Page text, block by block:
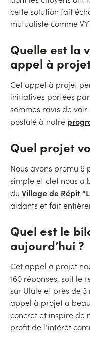
cette solution fait
mutualiste comme
Quelle est la
appel à
Cet appel à projet
initiatives portées
sommes ravis de
postulé à notre
Quel projet
Nous avons promu 6
simple et clef nous a
du Village de Répit
aidants et fait
Quel est le
aujourd’hui ?
Cet appel à projet
160 réponses, soit le
sur Ulule et près de
appel à projet a
concret et inspire de
profit de l’intérêt